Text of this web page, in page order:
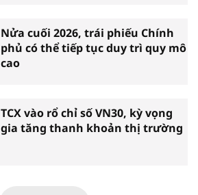
Nửa cuối 2026, trái phiếu Chính
phủ có thể tiếp tục duy trì quy mô
cao
TCX vào rổ chỉ số VN30, kỳ vọng
gia tăng thanh khoản thị trường